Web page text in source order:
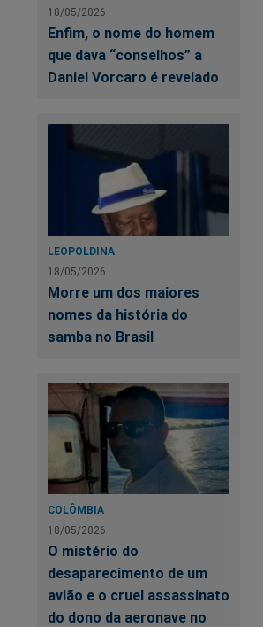
18/05/2026
Enfim, o nome do homem
que dava “conselhos” a
Daniel Vorcaro é revelado
LEOPOLDINA
18/05/2026
Morre um dos maiores
nomes da história do
samba no Brasil
COLÔMBIA
18/05/2026
O mistério do
desaparecimento de um
avião e o cruel assassinato
do dono da aeronave no